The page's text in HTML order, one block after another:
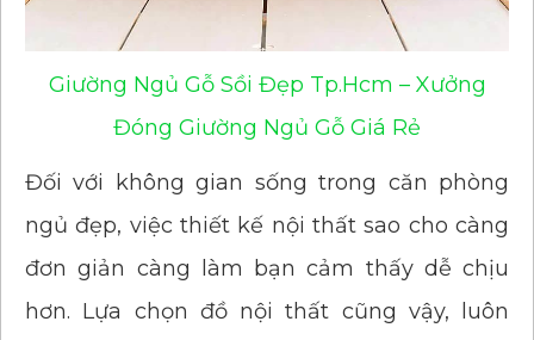
Giường Ngủ Gỗ Sồi Đẹp Tp.Hcm – Xưởng
Đóng Giường Ngủ Gỗ Giá Rẻ
Đối với không gian sống trong căn phòng
ngủ đẹp, việc thiết kế nội thất sao cho càng
đơn giản càng làm bạn cảm thấy dễ chịu
hơn. Lựa chọn đồ nội thất cũng vậy, luôn